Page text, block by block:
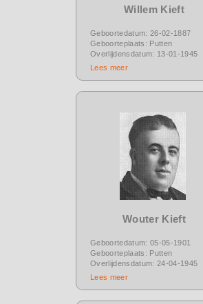
Willem Kieft
Geboortedatum: 26-02-1887
Geboorteplaats: Putten
Overlijdensdatum: 13-01-1945
Lees meer
Wouter Kieft
Geboortedatum: 05-05-1901
Geboorteplaats: Putten
Overlijdensdatum: 24-04-1945
Lees meer